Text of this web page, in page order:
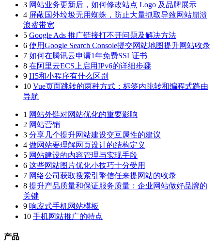
3 网站业务更新后，如何修改站点 Logo 及品牌展示
4 屏蔽国外垃圾无用蜘蛛，防止大量抓取导致网站崩溃
浪费带宽
5 Google Ads 推广链接打不开问题及解决方法
6 使用Google Search Console提交网站地图提升网站收录
7 如何在腾讯云申请1年免费SSL证书
8 在阿里云ECS上启用IPv6的详细步骤
9 H5和小程序有什么区别
10 Vue页面跳转的两种方式：标签内跳转和编程式路由
导航
1 网站外链对网站优化的重要影响
2 网站营销
3 分享几个提升网站建设交互属性的建议
4 做网站要理解网页设计的结构定义
5 网站建设的内容管理与实现手段
6 这些网站图片优化小技巧十分受用
7 网络公司获取搜索引擎信任来提网站的收录
8 提升产品质量和保证服务质量：企业网站做好品牌的
关键
9 响应式手机网站模板
10 手机网站推广的特点
产品